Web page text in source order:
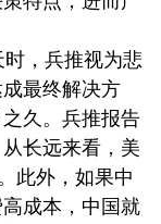
，兵推视为悲
最终解决方
久。兵推报告
长远来看，美
此外，如果中
成本，中国就